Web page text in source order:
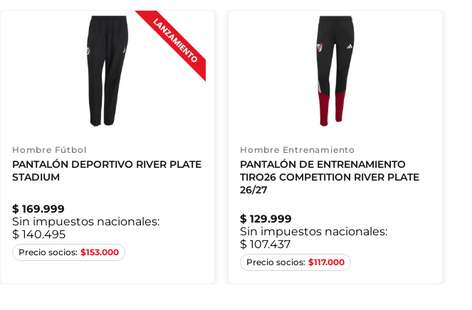
Hombre Fútbol
PANTALÓN DEPORTIVO RIVER PLATE
STADIUM
$ 169.999
Sin impuestos nacionales:
$ 140.495
$153.000
XS S M
Hombre Entrenamiento
PANTALÓN DE ENTRENAMIENTO
TIRO26 COMPETITION RIVER PLATE
26/27
$ 129.999
Sin impuestos nacionales:
$ 107.437
$117.000